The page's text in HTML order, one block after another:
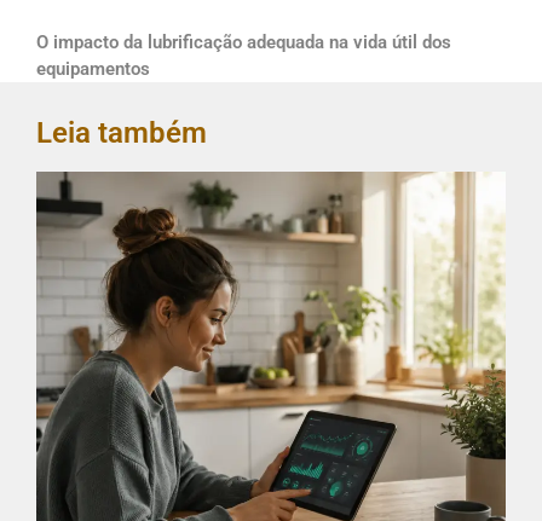
O impacto da lubrificação adequada na vida útil dos
equipamentos
Leia também